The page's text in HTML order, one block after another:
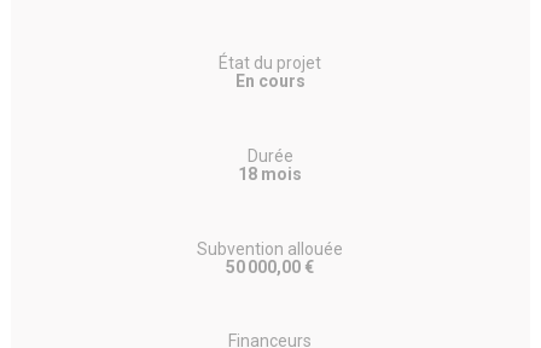
État du projet
En cours
Durée
18 mois
Subvention allouée
50 000,00 €
Financeurs